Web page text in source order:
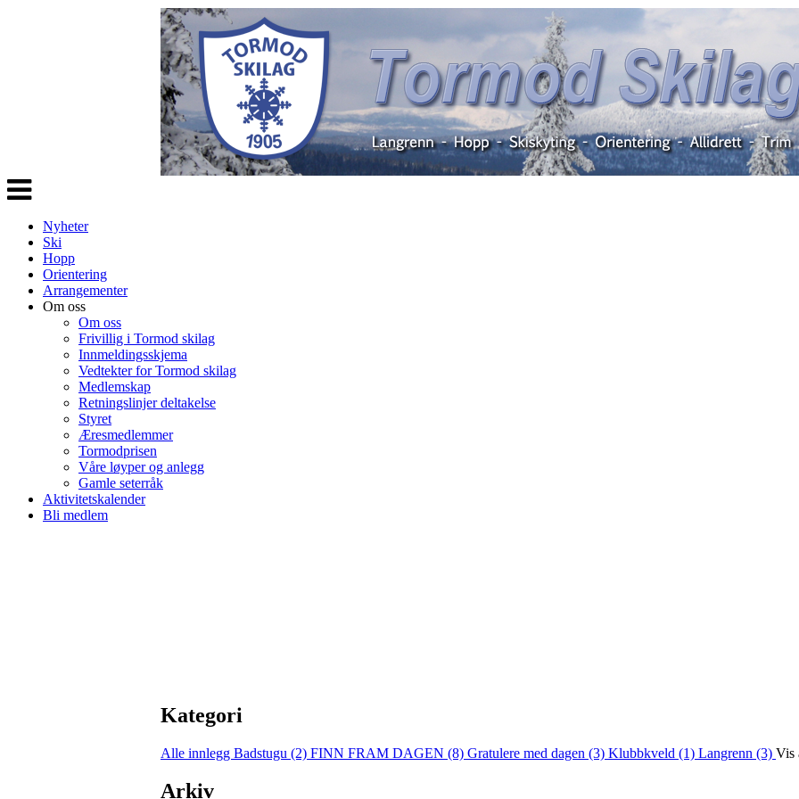
Veksle
navigasjon
Nyheter
Ski
Hopp
Orientering
Arrangementer
Om oss
Om oss
Frivillig i Tormod skilag
Innmeldingsskjema
Vedtekter for Tormod skilag
Medlemskap
Retningslinjer deltakelse
Styret
Æresmedlemmer
Tormodprisen
Våre løyper og anlegg
Gamle seterråk
Aktivitetskalender
Bli medlem
Kategori
Alle innlegg Badstugu (2) FINN FRAM DAGEN (8) Gratulere med dagen (3) Klubbkveld (1) Langrenn (3) Vis
Arkiv